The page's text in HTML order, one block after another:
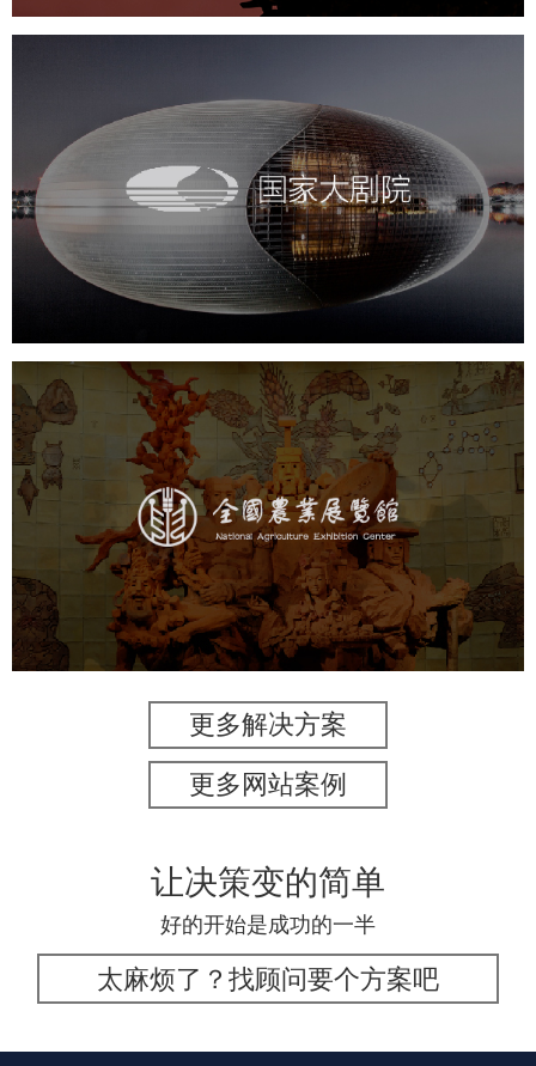
国家大剧院
文化艺术 剧院 智慧展馆 展馆网站建设
农业展览馆
文化艺术 展馆网站建设
博物馆展厅设计
数字博物馆建设
展厅空间设计
企业展厅设计
公司展厅设计
北京展厅设计 产品展厅设计
更多解决方案
更多网站案例
让决策变的简单
好的开始是成功的一半
太麻烦了？找顾问要个方案吧